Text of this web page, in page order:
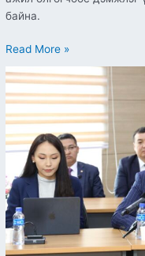
байна.
Read More »
Старлинк-
д
зөвшөөрөл
олгож,
Монгол
орны
өнцөг
булан
бүр
өндөр